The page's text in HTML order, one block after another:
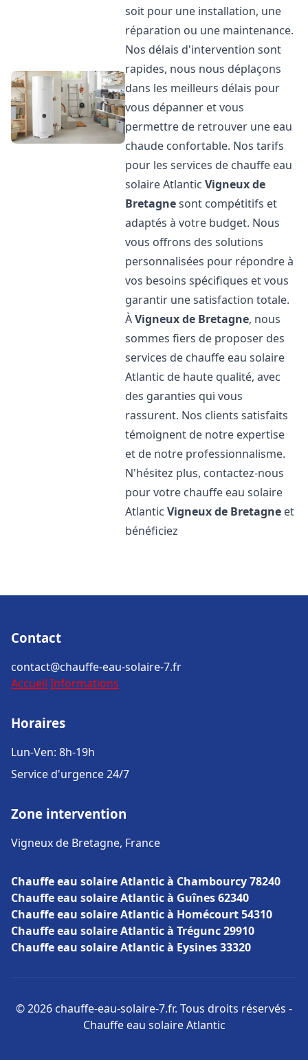
soit pour une installation, une
réparation ou une maintenance.
Nos délais d'intervention sont
rapides, nous nous déplaçons
dans les meilleurs délais pour
vous dépanner et vous
permettre de retrouver une eau
chaude confortable. Nos tarifs
pour les services de chauffe eau
solaire AtlanticVigneux de
Bretagnesont compétitifs et
adaptés à votre budget. Nous
vous offrons des solutions
personnalisées pour répondre à
vos besoins spécifiques et vous
garantir une satisfaction totale.
ÀVigneux de Bretagne, nous
sommes fiers de proposer des
services de chauffe eau solaire
Atlantic de haute qualité, avec
des garanties qui vous
rassurent. Nos clients satisfaits
témoignent de notre expertise
et de notre professionnalisme.
N'hésitez plus, contactez-nous
pour votre chauffe eau solaire
AtlanticVigneux de Bretagne et
bénéficiez
Contact
contact@chauffe-eau-solaire-7.fr
Accueil Informations
Horaires
Lun-Ven: 8h-19h
Service d'urgence 24/7
Zone intervention
Vigneux de Bretagne, France
Chauffe eau solaire Atlantic à Chambourcy 78240
Chauffe eau solaire Atlantic à Guînes 62340
Chauffe eau solaire Atlantic à Homécourt 54310
Chauffe eau solaire Atlantic à Trégunc 29910
Chauffe eau solaire Atlantic à Eysines 33320
© 2026 chauffe-eau-solaire-7.fr. Tous droits réservés -
Chauffe eau solaire Atlantic